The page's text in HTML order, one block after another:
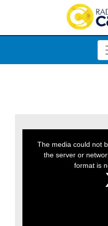
The media could not
the server or
format is